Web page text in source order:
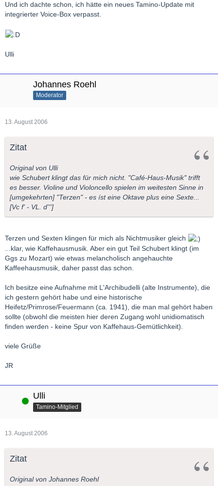
Und ich dachte schon, ich hätte ein neues Tamino-Update mit
integrierter Voice-Box verpasst.
Ulli
Johannes Roehl
Moderator
13. August 2006
Zitat
Original von Ulli
wie Schubert klingt das für mich nicht. "Café-Haus-Musik" trifft
es besser. Violine und Violoncello spielen im weitesten Sinne in
[umgekehrten] "Terzen" - es íst eine Oktave plus eine Sexte...
[Vc f' - VL. d''']
Terzen und Sexten klingen für mich als Nichtmusiker gleich
...klar, wie Kaffehausmusik. Aber ein gut Teil Schubert klingt (im
Ggs zu Mozart) wie etwas melancholisch angehauchte
Kaffeehausmusik, daher passt das schon.
Ich besitze eine Aufnahme mit L'Archibudelli (alte Instrumente), die
ich gestern gehört habe und eine historische
Heifetz/Primrose/Feuermann (ca. 1941), die man mal gehört haben
sollte (obwohl die meisten hier deren Zugang wohl unidiomatisch
finden werden - keine Spur von Kaffehaus-Gemütlichkeit).
viele Grüße
JR
Online Ulli
Tamino-Mitglied
13. August 2006
Zitat
Original von Johannes Roehl